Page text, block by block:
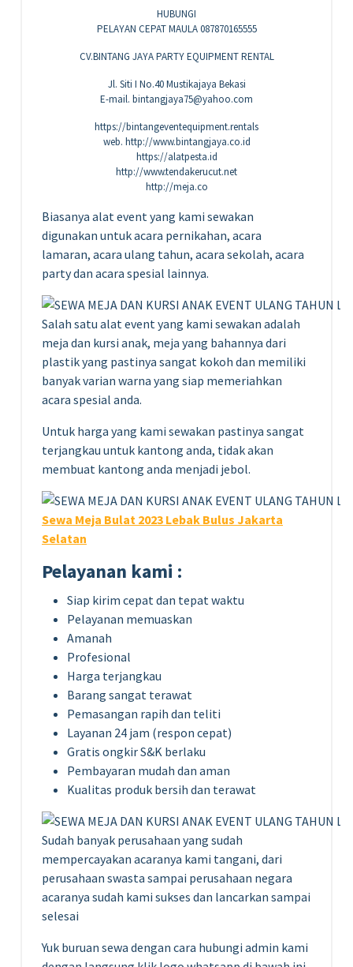
HUBUNGI
PELAYAN CEPAT MAULA 087870165555
CV.BINTANG JAYA PARTY EQUIPMENT RENTAL
Jl. Siti I No.40 Mustikajaya Bekasi
E-mail. bintangjaya75@yahoo.com
https://bintangeventequipment.rentals
web. http://www.bintangjaya.co.id
https://alatpesta.id
http://www.tendakerucut.net
http://meja.co
Biasanya alat event yang kami sewakan
digunakan untuk acara pernikahan, acara
lamaran, acara ulang tahun, acara sekolah, acara
party dan acara spesial lainnya.
Salah satu alat event yang kami sewakan adalah
meja dan kursi anak, meja yang bahannya dari
plastik yang pastinya sangat kokoh dan memiliki
banyak varian warna yang siap memeriahkan
acara spesial anda.
Untuk harga yang kami sewakan pastinya sangat
terjangkau untuk kantong anda, tidak akan
membuat kantong anda menjadi jebol.
Sewa Meja Bulat 2023 Lebak Bulus Jakarta
Selatan
Pelayanan kami :
Siap kirim cepat dan tepat waktu
Pelayanan memuaskan
Amanah
Profesional
Harga terjangkau
Barang sangat terawat
Pemasangan rapih dan teliti
Layanan 24 jam (respon cepat)
Gratis ongkir S&K berlaku
Pembayaran mudah dan aman
Kualitas produk bersih dan terawat
Sudah banyak perusahaan yang sudah
mempercayakan acaranya kami tangani, dari
perusahaan swasta sampai perusahaan negara
acaranya sudah kami sukses dan lancarkan sampai
selesai
Yuk buruan sewa dengan cara hubungi admin kami